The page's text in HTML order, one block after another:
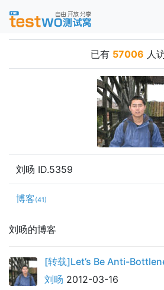
已有 57006 人
刘旸 ID.5359
博客(41)
刘旸的博客
[转载]Let’s Be Anti-
刘旸 2012-03-16